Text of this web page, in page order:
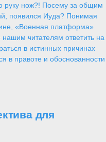
руку нож?! Посему за общим
появился Иуда? Понимая
«Военная платформа»
читателям ответить на
в истинных причинах
в правоте и обоснованности
для